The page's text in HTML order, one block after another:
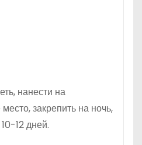
нанести на
закрепить на ночь,
12 дней.